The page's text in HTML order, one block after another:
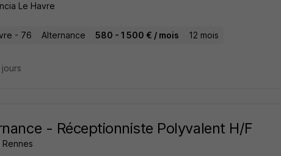
Le Havre
- 76 Alternance 580 - 1 500 € / mois 12 mois
- Réceptionniste Polyvalent H/F
Rennes